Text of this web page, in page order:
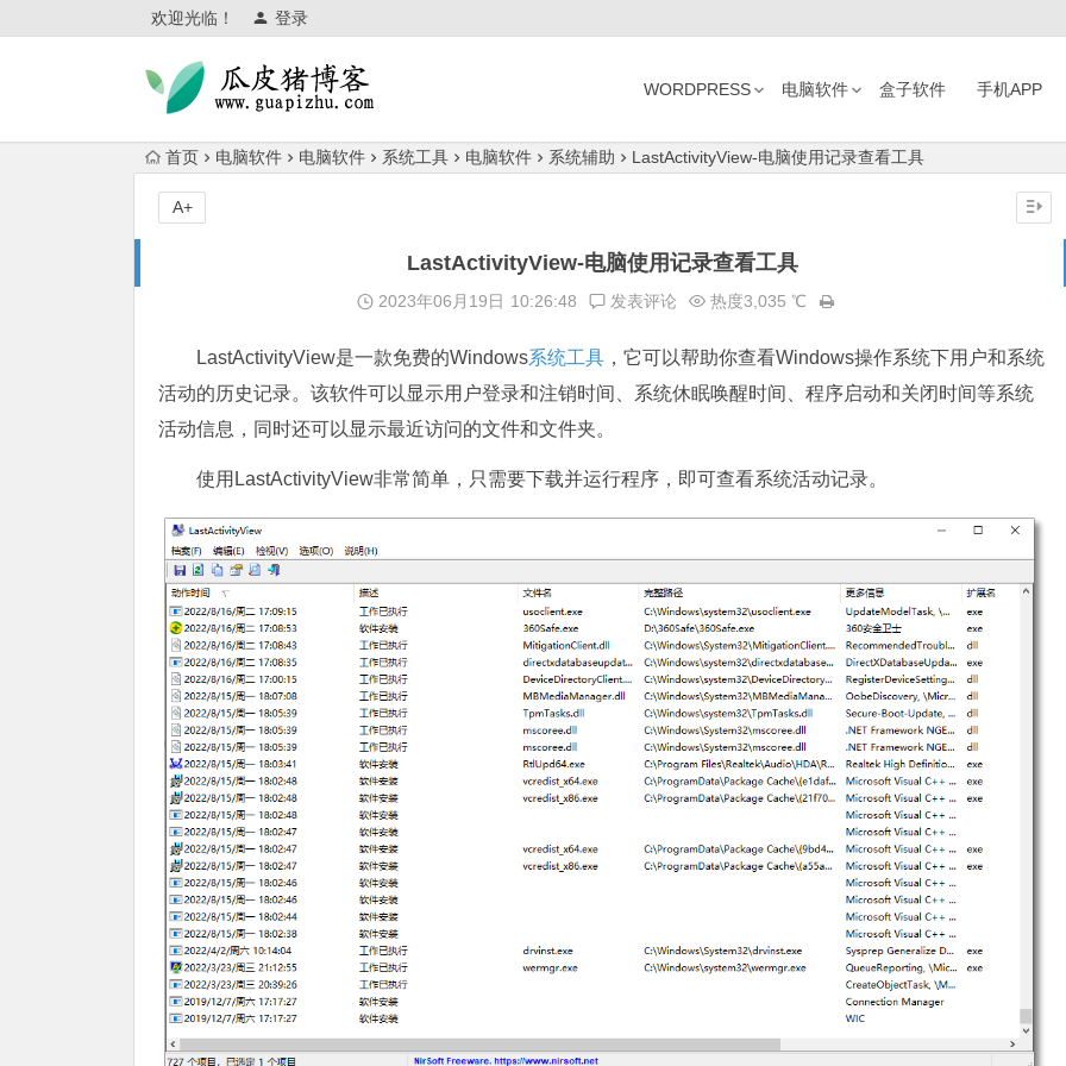
欢迎光临！ 登录
WORDPRESS 电脑软件 盒子软件 手机APP
首页 电脑软件 电脑软件 系统工具 电脑软件 系统辅助 LastActivityView-电脑使用记录查看工具
LastActivityView-电脑使用记录查看工具
2023年06月19日 10:26:48 发表评论 热度3,035 ℃
LastActivityView是一款免费的Windows系统工具 ，它可以帮助你查看Windows操作系统下用户和系统
活动的历史记录。该软件可以显示用户登录和注销时间、系统休眠唤醒时间、程序启动和关闭时间等系统
活动信息，同时还可以显示最近访问的文件和文件夹。
使用LastActivityView非常简单，只需要下载并运行程序，即可查看系统活动记录。
A+